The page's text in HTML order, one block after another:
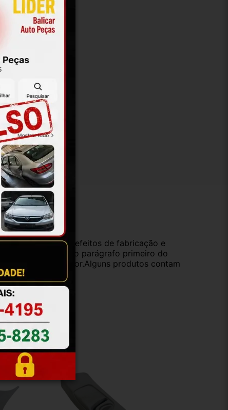
compra e cobre defeitos de fabricação e
previstas no parágrafo primeiro do
de valor superior.Alguns produtos contam